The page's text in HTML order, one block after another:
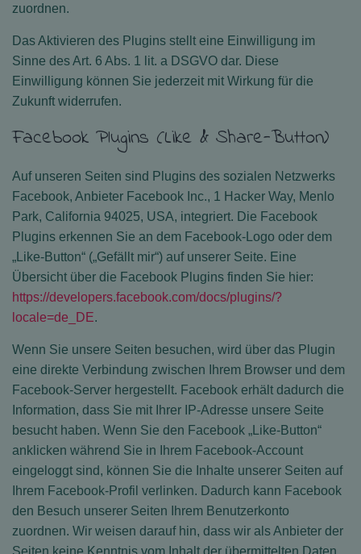
zuordnen.
Das Aktivieren des Plugins stellt eine Einwilligung im
Sinne des Art. 6 Abs. 1 lit. a DSGVO dar. Diese
Einwilligung können Sie jederzeit mit Wirkung für die
Zukunft widerrufen.
Facebook Plugins (Like & Share-Button)
Auf unseren Seiten sind Plugins des sozialen Netzwerks
Facebook, Anbieter Facebook Inc., 1 Hacker Way, Menlo
Park, California 94025, USA, integriert. Die Facebook
Plugins erkennen Sie an dem Facebook-Logo oder dem
„Like-Button“ („Gefällt mir“) auf unserer Seite. Eine
Übersicht über die Facebook Plugins finden Sie hier:
https://developers.facebook.com/docs/plugins/?
locale=de_DE.
Wenn Sie unsere Seiten besuchen, wird über das Plugin
eine direkte Verbindung zwischen Ihrem Browser und dem
Facebook-Server hergestellt. Facebook erhält dadurch die
Information, dass Sie mit Ihrer IP-Adresse unsere Seite
besucht haben. Wenn Sie den Facebook „Like-Button“
anklicken während Sie in Ihrem Facebook-Account
eingeloggt sind, können Sie die Inhalte unserer Seiten auf
Ihrem Facebook-Profil verlinken. Dadurch kann Facebook
den Besuch unserer Seiten Ihrem Benutzerkonto
zuordnen. Wir weisen darauf hin, dass wir als Anbieter der
Seiten keine Kenntnis vom Inhalt der übermittelten Daten